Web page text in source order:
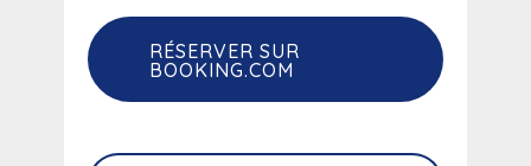
RÉSERVER SUR
BOOKING.COM